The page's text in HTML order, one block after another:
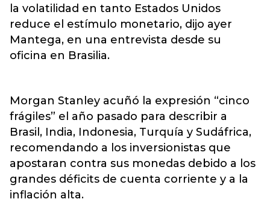
la volatilidad en tanto Estados Unidos
reduce el estímulo monetario, dijo ayer
Mantega, en una entrevista desde su
oficina en Brasilia.
Morgan Stanley acuñó la expresión “cinco
frágiles” el año pasado para describir a
Brasil, India, Indonesia, Turquía y Sudáfrica,
recomendando a los inversionistas que
apostaran contra sus monedas debido a los
grandes déficits de cuenta corriente y a la
inflación alta.